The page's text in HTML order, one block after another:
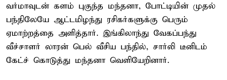
வர்மாவுடன் களம் புகுந்த மந்தனா, போட்டியின் முதல்
பந்திலேயே ஆட்டமிழந்து ரசிகர்களுக்கு பெரும்
ஏமாற்றத்தை அளித்தார். இங்கிலாந்து வேகப்பந்து
வீச்சாளர் லாரன் பெல் வீசிய பந்தில், சார்லி டீனிடம்
கேட்ச் கொடுத்து மந்தனா வெளியேறினார்.